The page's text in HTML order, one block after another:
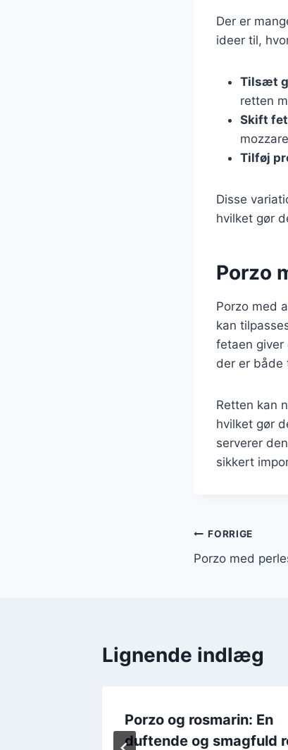
Der er
ideer til,
Tilsæt
retten
Skift
Tilføj
Disse
hvilket gør
Porzo
Porzo med
kan
fetaen giver
der er
Retten kan
hvilket gør
serverer
sikkert
FORRIGE
Porzo med
Lignende indlæg
Porzo og rosmarin: En
duftende og smagfuld